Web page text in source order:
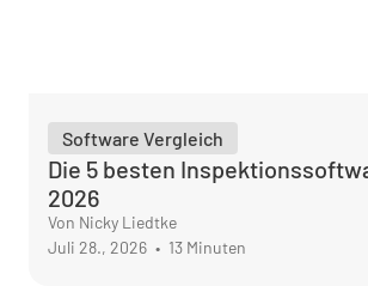
Software Vergleich
Die 5 besten
2026
Von Nicky Liedtke
Juli 28., 2026 • 13 Minuten